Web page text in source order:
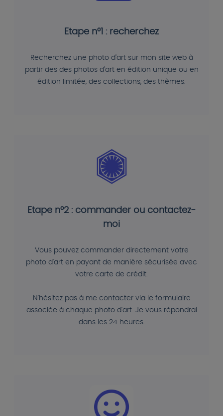
Etape n°1 : recherchez
Recherchez une photo d'art sur mon site web à
partir des des photos d'art en édition unique ou en
édition limitée, des collections, des thèmes.
Etape n°2 : commander ou contactez-
moi
Vous pouvez commander directement votre
photo d'art en payant de manière sécurisée avec
votre carte de crédit.
N'hésitez pas à me contacter via le formulaire
associée à chaque photo d'art. Je vous répondrai
dans les 24 heures.